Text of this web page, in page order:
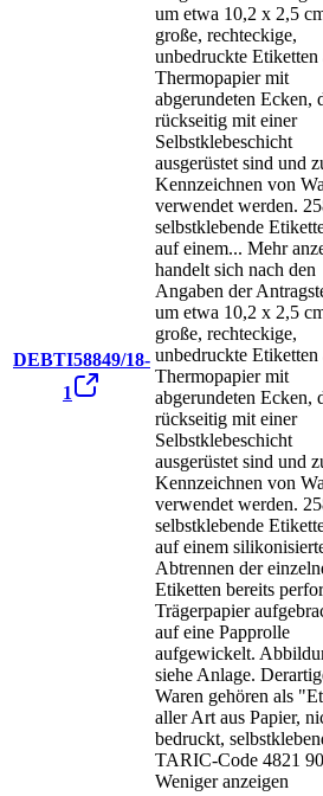
DEBTI58849/18-
1
um etwa 10,2 x 2,5
große, rechteckige,
unbedruckte Etiketten
Thermopapier mit
abgerundeten Ecken,
rückseitig mit einer
Selbstklebeschicht
ausgerüstet sind und
Kennzeichnen von
verwendet werden.
selbstklebende
auf einem... Mehr
handelt sich nach den
Angaben der
um etwa 10,2 x 2,5
große, rechteckige,
unbedruckte Etiketten
Thermopapier mit
abgerundeten Ecken,
rückseitig mit einer
Selbstklebeschicht
ausgerüstet sind und
Kennzeichnen von
verwendet werden.
selbstklebende
auf einem
Abtrennen der
Etiketten bereits
Trägerpapier
auf eine Papprolle
aufgewickelt.
siehe Anlage.
Waren gehören als
aller Art aus Papier,
bedruckt,
TARIC-Code 4821
Weniger anzeigen